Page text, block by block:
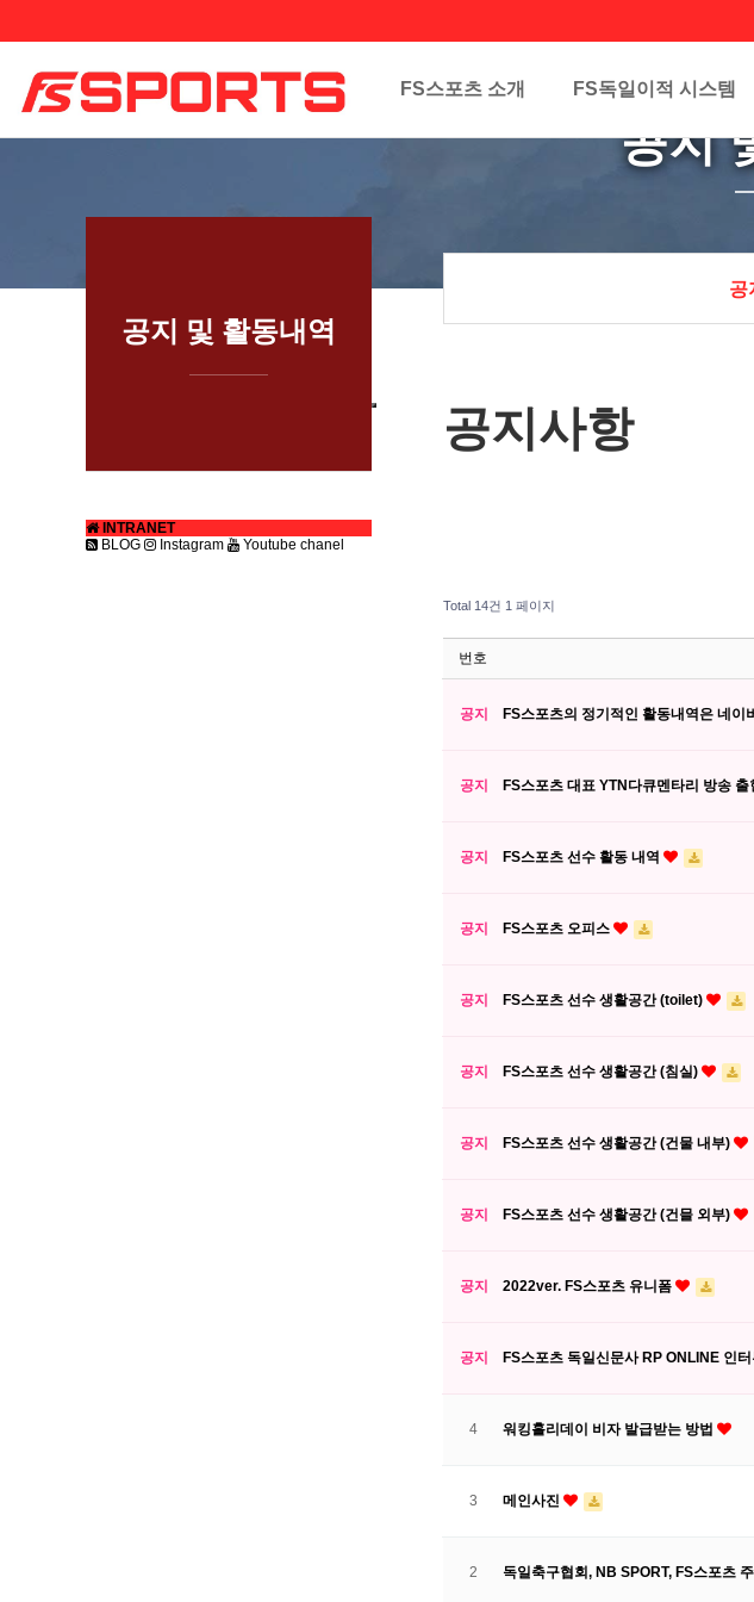
FS스포츠 소개 FS독일이적 시스템
공지
공
공지사항
Total 14건 1 페이지
번호
공지 FS스포츠의 정기적인 활동내역은 네
공지 FS스포츠 대표 YTN다큐멘타리 방송 출
공지 FS스포츠 선수 활동 내역
공지 FS스포츠 오피스
공지 FS스포츠 선수 생활공간 (toilet)
공지 FS스포츠 선수 생활공간 (침실)
공지 FS스포츠 선수 생활공간 (건물 내부)
공지 FS스포츠 선수 생활공간 (건믈 외부)
공지 2022ver. FS스포츠 유니폼
공지 FS스포츠 독일신문사 RP ONLINE 인
4 워킹홀리데이 비자 발급받는 방법
3 메인사진
2 독일축구협회, NB SPORT, FS스포츠
공지 및 활동내역
INTRANET
BLOG
Instagram Youtube chanel